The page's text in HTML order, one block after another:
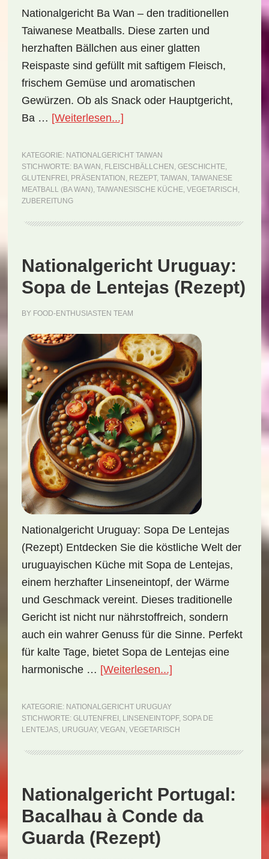
Nationalgericht Ba Wan – den traditionellen
Taiwanese Meatballs. Diese zarten und
herzhaften Bällchen aus einer glatten
Reispaste sind gefüllt mit saftigem Fleisch,
frischem Gemüse und aromatischen
Gewürzen. Ob als Snack oder Hauptgericht,
Ba … [Weiterlesen...]ÜberNationalgericht
Taiwanese
Meatball
(Ba
(Rezept)
KATEGORIE: NATIONALGERICHT TAIWAN
STICHWORTE: BA WAN , FLEISCHBÄLLCHEN , GESCHICHTE,
GLUTENFREI , PRÄSENTATION , REZEPT, TAIWAN , TAIWANESE
MEATBALL (BA WAN), TAIWANESISCHE KÜCHE, VEGETARISCH ,
ZUBEREITUNG
Nationalgericht Uruguay:
Sopa de Lentejas (Rezept)
BY FOOD-ENTHUSIASTEN TEAM
Nationalgericht Uruguay: Sopa De Lentejas
(Rezept) Entdecken Sie die köstliche Welt der
uruguayischen Küche mit Sopa de Lentejas,
einem herzhafter Linseneintopf, der Wärme
und Geschmack vereint. Dieses traditionelle
Gericht ist nicht nur nährstoffreich, sondern
auch ein wahrer Genuss für die Sinne. Perfekt
für kalte Tage, bietet Sopa de Lentejas eine
harmonische … [Weiterlesen...]ÜberNationalgericht
Sopa
de
(Rezept)
KATEGORIE: NATIONALGERICHT URUGUAY
STICHWORTE: GLUTENFREI , LINSENEINTOPF, SOPA DE
LENTEJAS, URUGUAY, VEGAN , VEGETARISCH
Nationalgericht Portugal:
Bacalhau à Conde da
Guarda (Rezept)